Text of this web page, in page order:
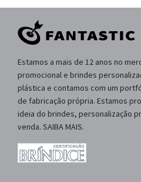
Estamos a mais de 12 anos no
promocional e brindes
plástica e contamos com um
de fabricação própria. Estamos
ideia do brindes, personalização
venda. SAIBA MAIS.